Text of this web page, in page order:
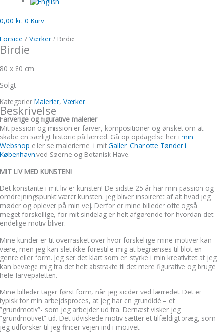
0,00 kr. 0 Kurv
Forside / Værker / Birdie
Birdie
80 x 80 cm
Solgt
Kategorier Malerier, Værker
Beskrivelse
Farverige og figurative malerier
Mit passion og mission er farver, kompositioner og ønsket om at
skabe en særligt historie på lærred. Gå op opdagelse her i min
Webshop eller se malerierne i mit Galleri Charlotte Tønder i
København.ved Søerne og Botanisk Have.
MIT LIV MED KUNSTEN!
Det konstante i mit liv er kunsten! De sidste 25 år har min passion og
omdrejningspunkt været kunsten. Jeg bliver inspireret af alt hvad jeg
møder og oplever på min vej. Derfor er mine billeder ofte også
meget forskellige, for mit sindelag er helt afgørende for hvordan det
endelige motiv bliver.
Mine kunder er tit overrasket over hvor forskellige mine motiver kan
være, men jeg kan slet ikke forestille mig at begrænses til blot en
genre eller form. Jeg ser det klart som en styrke i min kreativitet at jeg
kan bevæge mig fra det helt abstrakte til det mere figurative og bruge
hele farvepaletten.
Mine billeder tager først form, når jeg sidder ved lærredet. Det er
typisk for min arbejdsproces, at jeg har en grundidé – et
”grundmotiv”- som jeg arbejder ud fra. Dernæst visker jeg
”grundmotivet” ud. Det udviskede motiv sætter et tilfældigt præg, som
jeg udforsker til jeg finder vejen ind i motivet.